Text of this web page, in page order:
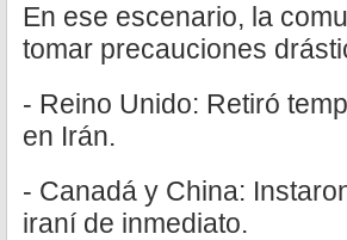
En ese escenario, la
tomar precauciones
- Reino Unido: Retiró
en Irán.
- Canadá y China:
iraní de inmediato.